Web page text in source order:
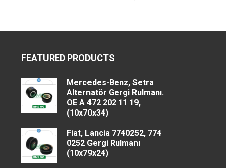
FEATURED PRODUCTS
Mercedes-Benz, Setra
Alternatör Gergi Rulmanı.
OE A 472 202 11 19,
(10x70x34)
Fiat, Lancia 7740252, 774
0252 Gergi Rulmanı
(10x79x24)